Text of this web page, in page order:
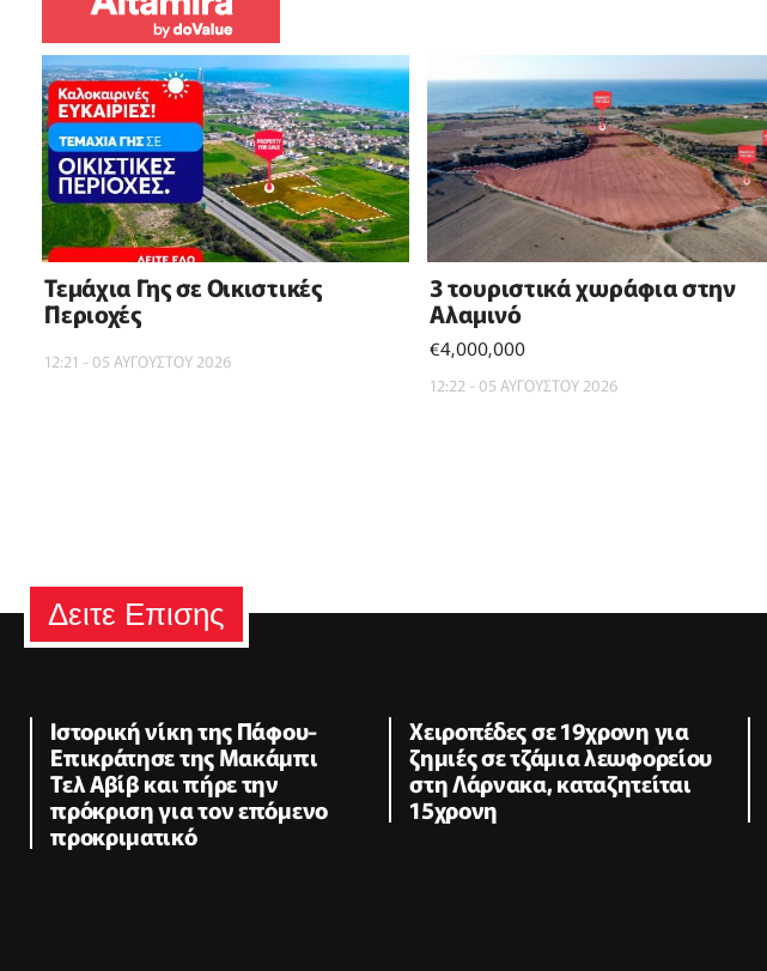
Τεμάχια Γης σε Οικιστικές
Περιοχές
12:21 - 05 ΑΥΓΟΥΣΤΟΥ 2026
3 τουριστικά χωράφια στην
Αλαμινό
€4,000,000
12:22 - 05 ΑΥΓΟΥΣΤΟΥ 2026
Δειτε Επισης
Ιστορική νίκη της Πάφου-
Επικράτησε της Μακάμπι
Τελ Αβίβ και πήρε την
πρόκριση για τον επόμενο
προκριματικό
Χειροπέδες σε 19χρονη για
ζημιές σε τζάμια λεωφορείου
στη Λάρνακα, καταζητείται
15χρονη